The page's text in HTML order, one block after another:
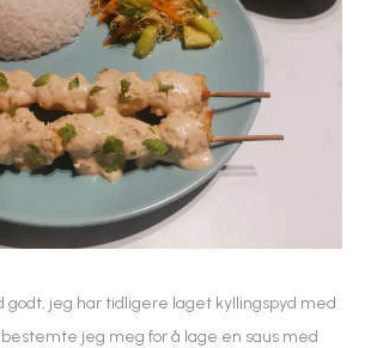
godt, jeg har tidligere laget kyllingspyd med
bestemte jeg meg for å lage en saus med